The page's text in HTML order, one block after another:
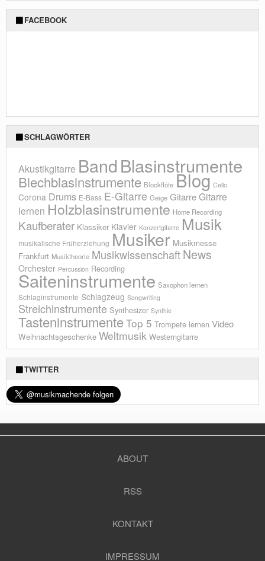
FACEBOOK
SCHLAGWÖRTER
Akustikgitarre BandBlasinstrumente
Blechblasinstrumente Blockflöte Blog Cello
Corona Drums E-Bass E-Gitarre Geige GitarreGitarre
lernen Holzblasinstrumente Home Recording
Kaufberater Klassiker Klavier Konzertgitarre Musik
musikalische Früherziehung Musiker Musikmesse
Frankfurt Musiktheorie MusikwissenschaftNews
Orchester Percussion Recording
Saiteninstrumente Saxophon lernen
Schlaginstrumente Schlagzeug Songwriting
Streichinstrumente Synthesizer Synthie
TasteninstrumenteTop 5 Trompete lernen Video
Weihnachtsgeschenke Weltmusik Westerngitarre
TWITTER
ABOUT
RSS
KONTAKT
IMPRESSUM